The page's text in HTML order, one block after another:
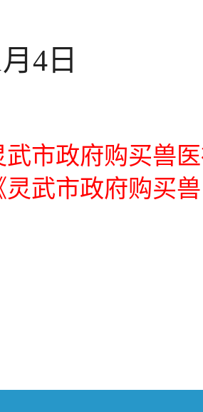
4日
武市政府购买兽
灵武市政府购买